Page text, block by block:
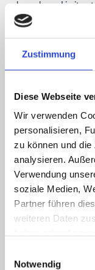
Zustimmung
Diese Webseite
Wir verwenden
personalisieren,
zu können und
analysieren.
Verwendung
soziale Medien,
Partner führen
weiteren Daten
Notwendig
komplexes
SimCorp
Einsparungen.
partnerschaftliche
Projektvorgehen
verlässlicher
zusammenarbeiten
Juliane Rath
Projektleiterin